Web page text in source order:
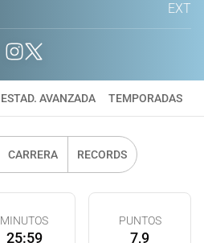
EXT
ESTAD. AVANZADA TEMPORADAS
CARRERA RECORDS
MINUTOS
25:59
PUNTOS
7,9